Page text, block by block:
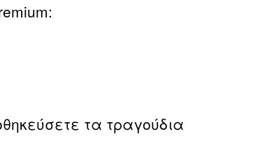
τα τραγούδια